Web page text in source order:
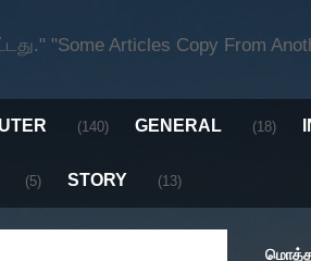
"Some Articles Copy From
(140) GENERAL (18)
(5) STORY (13)